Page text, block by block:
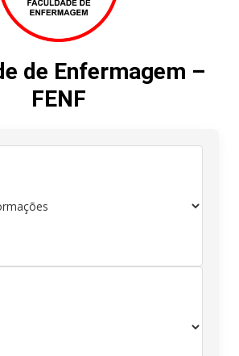
de Enfermagem –
FENF